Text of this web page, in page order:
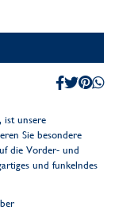
ist unsere
Sie besondere
die Vorder- und
und funkelndes